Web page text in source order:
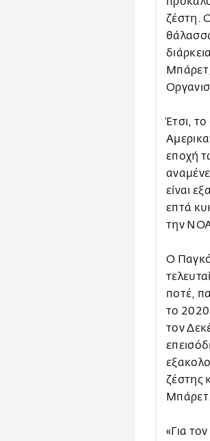
ζέστη.
Έτσι,
εποχή
είναι
επτά
την
Ο
ποτέ,
το 2020
τον
ζέστης
«Για